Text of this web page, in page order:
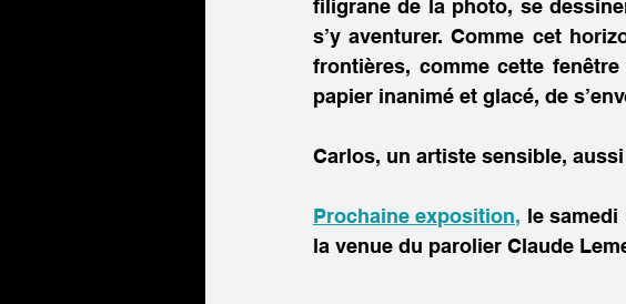
filigrane de la photo, se
s’y aventurer. Comme cet
frontières, comme cette
Carlos, un artiste sensible,
Prochaine exposition, le samedi
la venue du parolier Claude